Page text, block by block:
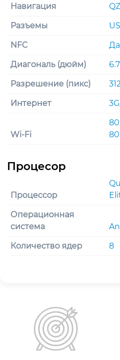
Навигация
Разъемы
NFC Да
Диагональ (дюйм) 6.7
Разрешение (пикс)
Интернет 3G
Wi-Fi
Процессор
Операционная
система
Количество ядер 8